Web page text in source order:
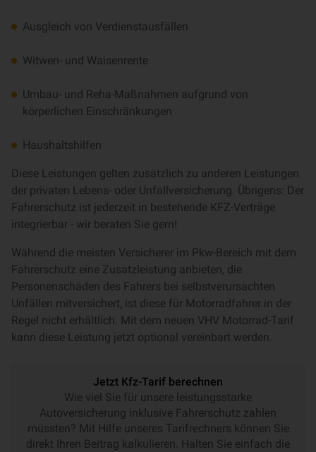
Ausgleich von Verdienstausfällen
Witwen- und Waisenrente
Umbau- und Reha-Maßnahmen aufgrund von
körperlichen Einschränkungen
Haushaltshilfen
Diese Leistungen gelten zusätzlich zu anderen Leistungen
der privaten Lebens- oder Unfallversicherung. Übrigens: Der
Fahrerschutz ist jederzeit in bestehende KFZ-Verträge
integrierbar - wir beraten Sie gern!
Während die meisten Versicherer im Pkw-Bereich mit dem
Fahrerschutz eine Zusatzleistung anbieten, die
Personenschäden des Fahrers bei selbstverursachten
Unfällen mitversichert, ist diese für Motorradfahrer in der
Regel nicht erhältlich. Mit dem neuen VHV Motorrad-Tarif
kann diese Leistung jetzt optional vereinbart werden.
Jetzt Kfz-Tarif berechnen
Wie viel Sie für unsere leistungsstarke
Autoversicherung inklusive Fahrerschutz zahlen
müssten? Mit Hilfe unseres Tarifrechners können Sie
direkt Ihren Beitrag kalkulieren. Halten Sie einfach die